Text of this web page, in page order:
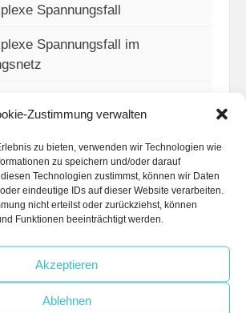
Zustimmung verwalten
zu bieten, verwenden wir Technologien wie
zu speichern und/oder darauf
Technologien zustimmst, können wir Daten
eindeutige IDs auf dieser Website verarbeiten.
nicht erteilst oder zurückziehst, können
Funktionen beeinträchtigt werden.
Akzeptieren
Ablehnen
Spannungsfall
Spannungsfall im
Grundlagen
Next